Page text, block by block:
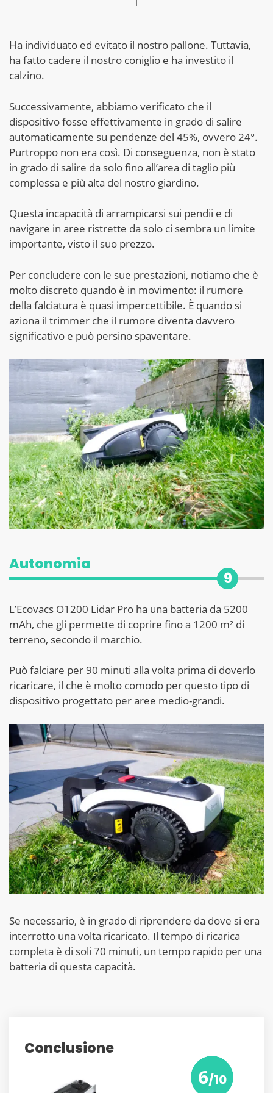
Ha individuato ed evitato il nostro pallone. Tuttavia,
ha fatto cadere il nostro coniglio e ha investito il
calzino.
Successivamente, abbiamo verificato che il
dispositivo fosse effettivamente in grado di salire
automaticamente su pendenze del 45%, ovvero 24°.
Purtroppo non era così. Di conseguenza, non è stato
in grado di salire da solo fino all’area di taglio più
complessa e più alta del nostro giardino.
Questa incapacità di arrampicarsi sui pendii e di
navigare in aree ristrette da solo ci sembra un limite
importante, visto il suo prezzo.
Per concludere con le sue prestazioni, notiamo che è
molto discreto quando è in movimento: il rumore
della falciatura è quasi impercettibile. È quando si
aziona il trimmer che il rumore diventa davvero
significativo e può persino spaventare.
Autonomia
9
L’Ecovacs O1200 Lidar Pro ha una batteria da 5200
mAh, che gli permette di coprire fino a 1200 m² di
terreno, secondo il marchio.
Può falciare per 90 minuti alla volta prima di doverlo
ricaricare, il che è molto comodo per questo tipo di
dispositivo progettato per aree medio-grandi.
Se necessario, è in grado di riprendere da dove si era
interrotto una volta ricaricato. Il tempo di ricarica
completa è di soli 70 minuti, un tempo rapido per una
batteria di questa capacità.
Conclusione
6/10